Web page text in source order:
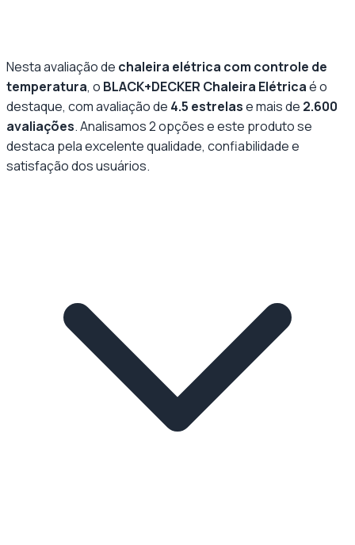
Nesta avaliação de chaleira elétrica com controle de
temperatura, o BLACK+DECKER Chaleira Elétricaé o
destaque, com avaliação de 4.5 estrelase mais de 2.600
avaliações. Analisamos2opções e este produto se
destaca pelaexcelente qualidade, confiabilidade e
satisfação dos usuários.